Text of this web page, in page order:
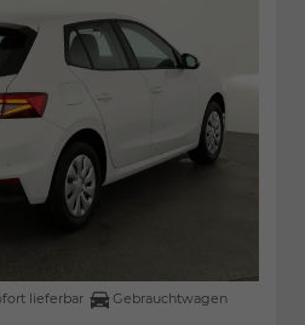
lieferbar
Gebrauchtwagen